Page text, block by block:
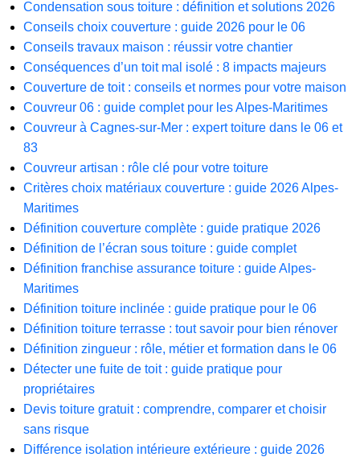
Condensation sous toiture : définition et solutions 2026
Conseils choix couverture : guide 2026 pour le 06
Conseils travaux maison : réussir votre chantier
Conséquences d’un toit mal isolé : 8 impacts majeurs
Couverture de toit : conseils et normes pour votre maison
Couvreur 06 : guide complet pour les Alpes-Maritimes
Couvreur à Cagnes-sur-Mer : expert toiture dans le 06 et
83
Couvreur artisan : rôle clé pour votre toiture
Critères choix matériaux couverture : guide 2026 Alpes-
Maritimes
Définition couverture complète : guide pratique 2026
Définition de l’écran sous toiture : guide complet
Définition franchise assurance toiture : guide Alpes-
Maritimes
Définition toiture inclinée : guide pratique pour le 06
Définition toiture terrasse : tout savoir pour bien rénover
Définition zingueur : rôle, métier et formation dans le 06
Détecter une fuite de toit : guide pratique pour
propriétaires
Devis toiture gratuit : comprendre, comparer et choisir
sans risque
Différence isolation intérieure extérieure : guide 2026